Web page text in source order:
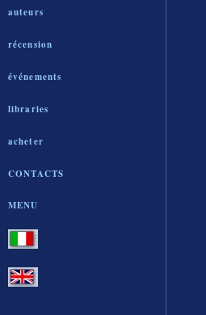
auteurs
récension
événements
libraries
acheter
CONTACTS
MENU